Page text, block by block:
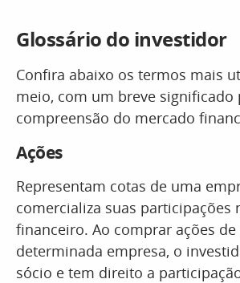
Glossário do investidor
Confira abaixo os termos mais
meio, com um breve significado
compreensão do mercado
Ações
Representam cotas de uma
comercializa suas participações
financeiro. Ao comprar ações de
determinada empresa, o
sócio e tem direito a